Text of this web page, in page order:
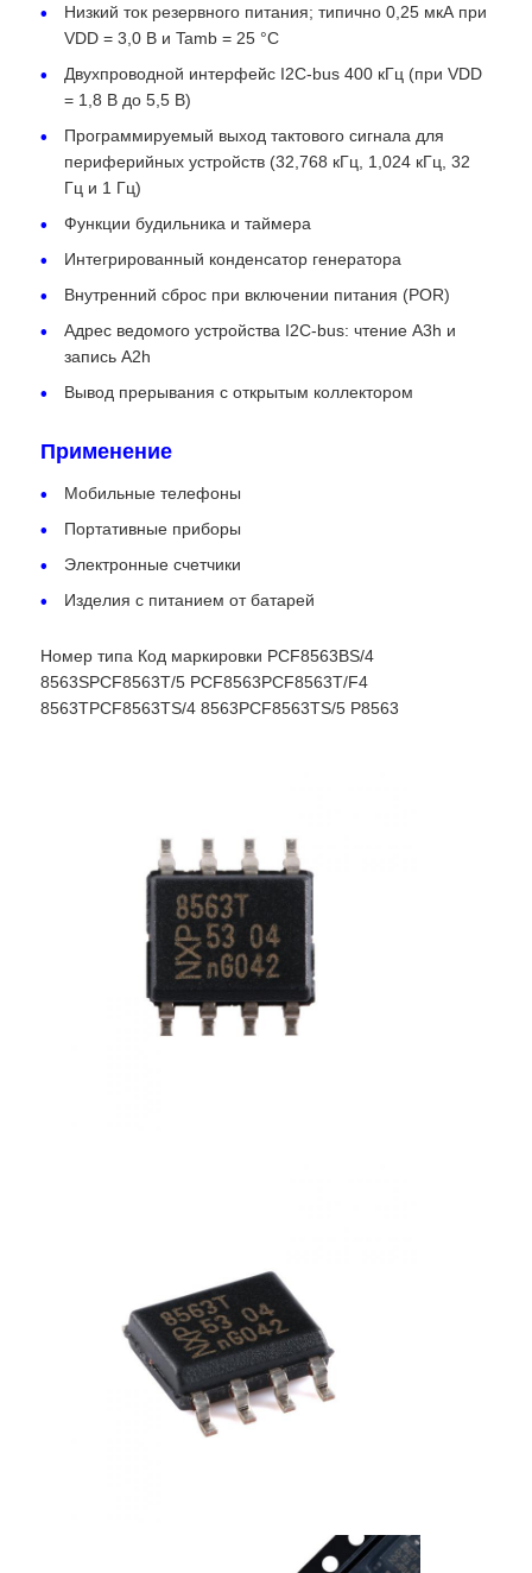
О нас
Контроль качества
Свяжитесь с нами
Новости
FPGA Field Programmable Gate Array (ФПГА
Блок микроконтроллера MCU
Система SOC на чипе
Инфракрасный тепловой детектор
Обломок DSP IC
Микросхема памяти ДРАХМЫ
Никакой вспышки
Микросхема EPROM
Низкий ток резервного питания; типично 0,25 мкА при
VDD = 3,0 В и Tamb = 25 °C
Двухпроводной интерфейс I2C-bus 400 кГц (при VDD
= 1,8 В до 5,5 В)
Программируемый выход тактового сигнала для
периферийных устройств (32,768 кГц, 1,024 кГц, 32
Гц и 1 Гц)
Функции будильника и таймера
Интегрированный конденсатор генератора
Внутренний сброс при включении питания (POR)
Адрес ведомого устройства I2C-bus: чтение A3h и
запись A2h
Вывод прерывания с открытым коллектором
Применение
Мобильные телефоны
Портативные приборы
Электронные счетчики
Изделия с питанием от батарей
Номер типа Код маркировки PCF8563BS/4
8563SPCF8563T/5 PCF8563PCF8563T/F4
8563TPCF8563TS/4 8563PCF8563TS/5 P8563